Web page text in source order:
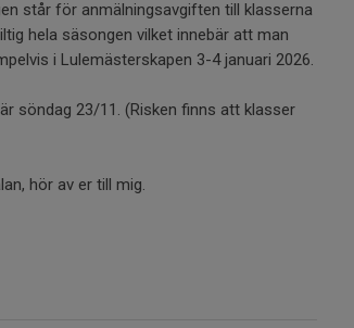
står för anmälningsavgiften till klasserna
hela säsongen vilket innebär att man
i Lulemästerskapen 3-4 januari 2026.
söndag 23/11. (Risken finns att klasser
hör av er till mig.